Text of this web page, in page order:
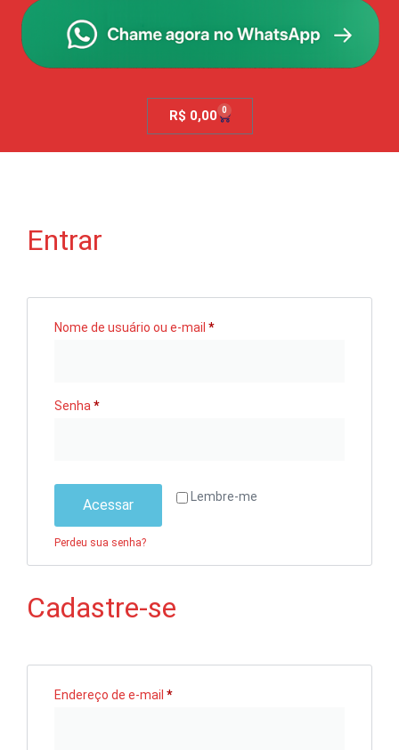
R$ 0,00 0
Entrar
Nome de usuário ou e-mail *
Senha*
Lembre-me
Acessar
Perdeu sua senha?
Cadastre-se
Endereço de e-mail *